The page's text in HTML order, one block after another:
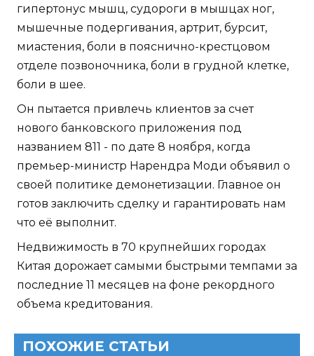
гипертонус мышц, судороги в мышцах ног,
мышечные подергивания, артрит, бурсит,
миастения, боли в пояснично-крестцовом
отделе позвоночника, боли в грудной клетке,
боли в шее.
Он пытается привлечь клиентов за счет
нового банковского приложения под
названием 811 - по дате 8 ноября, когда
премьер-министр Нарендра Моди объявил о
своей политике демонетизации. Главное он
готов заключить сделку и гарантировать нам
что её выполнит.
Недвижимость в 70 крупнейших городах
Китая дорожает самыми быстрыми темпами за
последние 11 месяцев на фоне рекордного
объема кредитования.
ПОХОЖИЕ СТАТЬИ